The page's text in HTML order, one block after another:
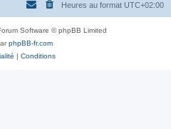
Heures au format UTC+02:00
Software © phpBB Limited
phpBB-fr.com
| Conditions